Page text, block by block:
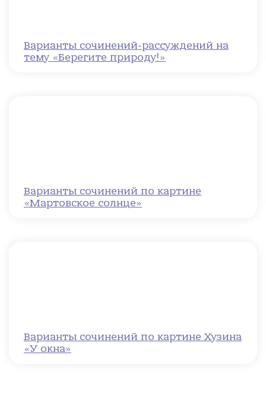
Варианты сочинений-рассуждений на
тему «Берегите природу!»
Варианты сочинений по картине
«Мартовское солнце»
Варианты сочинений по картине Хузина
«У окна»